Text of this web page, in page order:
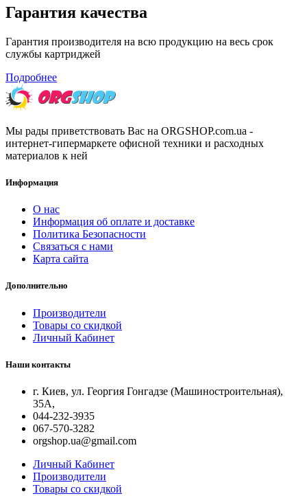
Гарантия качества
Гарантия производителя на всю продукцию на весь срок
службы картриджей
Подробнее
Мы рады приветствовать Вас на ORGSHOP.com.ua -
интернет-гипермаркете офисной техники и расходных
материалов к ней
Информация
О нас
Информация об оплате и доставке
Политика Безопасности
Связаться с нами
Карта сайта
Дополнительно
Производители
Товары со скидкой
Личный Кабинет
Наши контакты
г. Киев, ул. Георгия Гонгадзе (Машиностроительная),
35A,
044-232-3935
067-570-3282
orgshop.ua@gmail.com
Личный Кабинет
Производители
Товары со скидкой